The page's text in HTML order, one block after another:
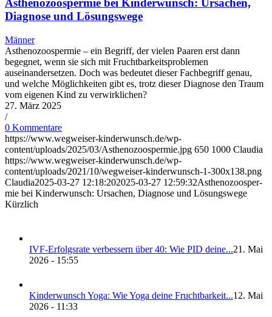
Asthe­no­zoo­sper­mie bei Kin­der­wunsch: Ursa­chen,
Dia­gno­se und Lösungs­we­ge
Männer
Asthenozoospermie – ein Begriff, der vielen Paaren erst dann
begegnet, wenn sie sich mit Fruchtbarkeitsproblemen
auseinandersetzen. Doch was bedeutet dieser Fachbegriff genau,
und welche Möglichkeiten gibt es, trotz dieser Diagnose den Traum
vom eigenen Kind zu verwirklichen?
27. März 2025
/
0 Kommentare
https://www.wegweiser-kinderwunsch.de/wp-
content/uploads/2025/03/Asthenozoospermie.jpg 650 1000 Claudia
https://www.wegweiser-kinderwunsch.de/wp-
content/uploads/2021/10/wegweiser-kinderwunsch-1-300x138.png
Claudia2025-03-27 12:18:202025-03-27 12:59:32Asthe­no­zoo­sper­
mie bei Kin­der­wunsch: Ursa­chen, Dia­gno­se und Lösungs­we­ge
Kürzlich
IVF-Erfolgs­ra­te ver­bes­sern über 40: Wie PID dei­ne...21. Mai
2026 - 15:55
Kin­der­wunsch Yoga: Wie Yoga dei­ne Frucht­bar­keit...12. Mai
2026 - 11:33